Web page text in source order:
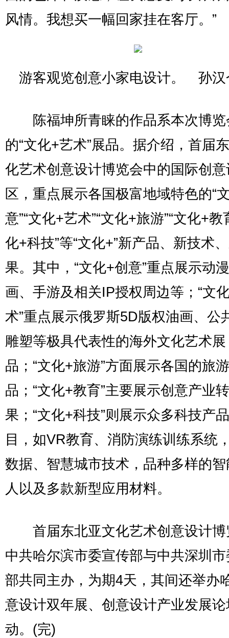
风情。我想买一幅回家挂在客厅。”
游客观览创意小家电设计。 孙汉
陈福坤所青睐的作品系本次博览
的“文化+艺术”展品。据介绍，首届
化艺术创意设计博览会中的国际创
区，重点展示各国极富地域特色的“
意”“文化+艺术”“文化+旅游”“文化+教
化+科技”等“文化+”新产品、新技术
果。其中，“文化+创意”重点展示动
画、手游及相关IP授权周边等；“文
术”重点展示俄罗斯5D版权油画、公
雕塑等极具代表性的海外文化艺术展
品；“文化+旅游”方面展示各国的旅
品；“文化+教育”主要展示创意产业
果；“文化+科技”则展示众多科技产
目，如VR教育、消防演练训练系统
数据、智慧城市技术，品种多样的
人以及多款新型应用材料。
首届东北亚文化艺术创意设计博
中共哈尔滨市委宣传部与中共深圳
部共同主办，为期4天，其间还举办
意设计双年展、创意设计产业发展
动。(完)